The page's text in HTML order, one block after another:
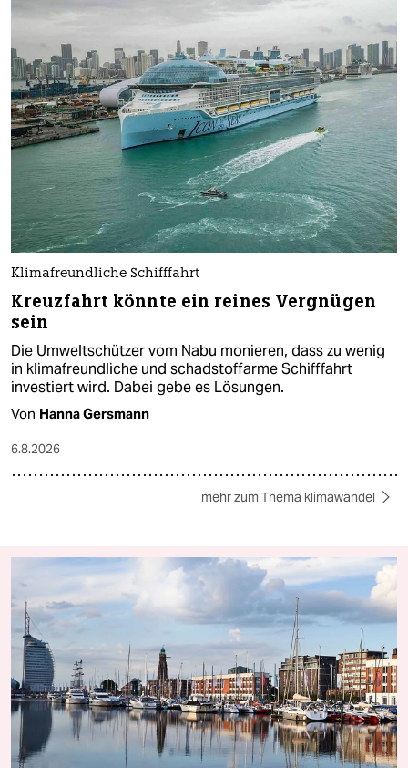
Klimafreundliche Schifffahrt
Kreuzfahrt könnte ein reines Vergnügen
sein
Die Umweltschützer vom Nabu monieren, dass zu wenig
in klimafreundliche und schadstoffarme Schifffahrt
investiert wird. Dabei gebe es Lösungen.
Von Hanna Gersmann
6.8.2026
mehr zum Thema klimawandel